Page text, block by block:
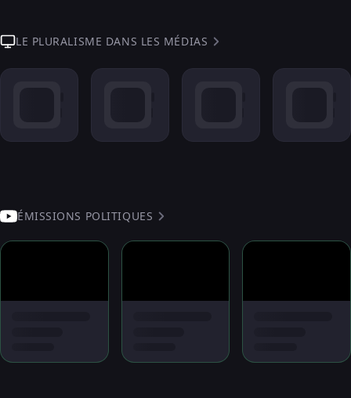
LE PLURALISME DANS LES MÉDIAS
ÉMISSIONS POLITIQUES